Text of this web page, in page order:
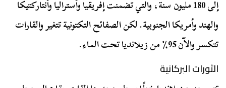
إلى 180 مليون سنة، والتي تضمنت إفريقيا وأستراليا وأنتاركتيكا
والهند وأمريكا الجنوبية. لكن الصفائح التكتونية تتغير والقارات
تتكسر والآن 95٪ من زيلانديا تحت الماء.
الثورات البركانية